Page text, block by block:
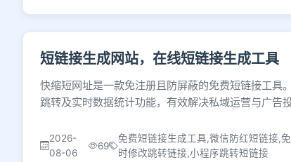
短链接生成网站，在线短链接生成工具
快缩短网址是一款免注册且防屏蔽的免费短链接工具
跳转及实时数据统计功能，有效解决私域运营与广告
2026-
08-06
69
免费短链接生成工具,微信防红短链接,
时修改跳转链接,小程序跳转短链接